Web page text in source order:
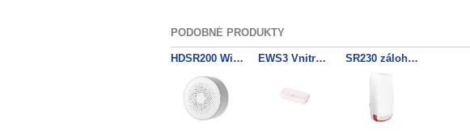
PODOBNÉ PRODUKTY
HDSR200 WiFi TUYA siréna s blikačem EWS3 Vnitrni bezdratova sirena SR230 zálohovaná siréna 868MHz